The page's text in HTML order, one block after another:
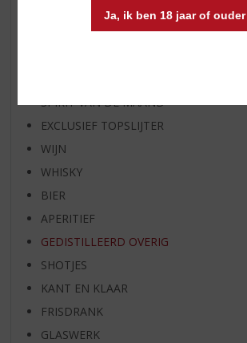
Ja, ik ben 18 jaar of ouder
WIJN VAN DE MAAND
WHISKY VAN DE MAAND
SPIRIT VAN DE MAAND
EXCLUSIEF TOPSLIJTER
WIJN
WHISKY
BIER
APERITIEF
GEDISTILLEERD OVERIG
SHOTJES
KANT EN KLAAR
FRISDRANK
GLASWERK